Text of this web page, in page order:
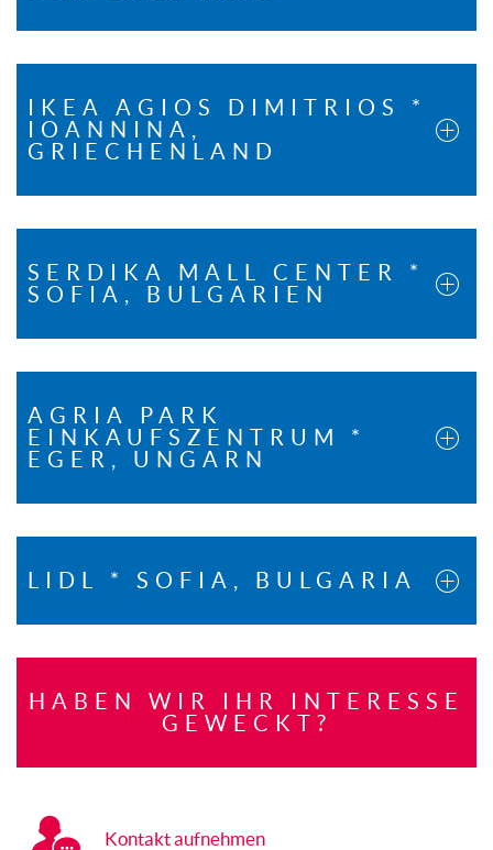
IKEA AGIOS DIMITRIOS *
IOANNINA,
GRIECHENLAND
SERDIKA MALL CENTER *
SOFIA, BULGARIEN
AGRIA PARK
EINKAUFSZENTRUM *
EGER, UNGARN
LIDL * SOFIA, BULGARIA
HABEN WIR IHR INTERESSE
GEWECKT?
Kontakt aufnehmen